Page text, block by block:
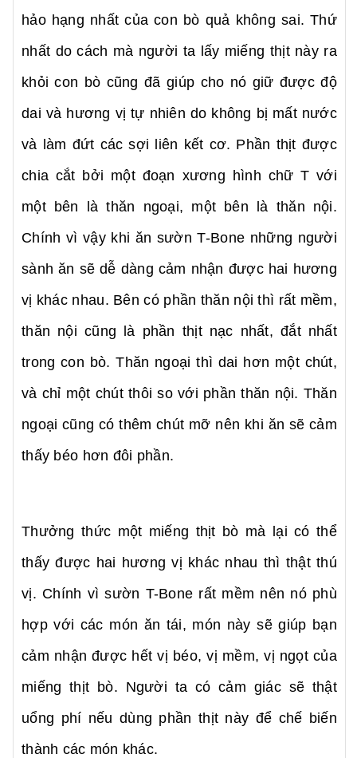
hảo hạng nhất của con bò quả không sai. Thứ
nhất do cách mà người ta lấy miếng thịt này ra
khỏi con bò cũng đã giúp cho nó giữ được độ
dai và hương vị tự nhiên do không bị mất nước
và làm đứt các sợi liên kết cơ. Phần thịt được
chia cắt bởi một đoạn xương hình chữ T với
một bên là thăn ngoại, một bên là thăn nội.
Chính vì vậy khi ăn sườn T-Bone những người
sành ăn sẽ dễ dàng cảm nhận được hai hương
vị khác nhau. Bên có phần thăn nội thì rất mềm,
thăn nội cũng là phần thịt nạc nhất, đắt nhất
trong con bò. Thăn ngoại thì dai hơn một chút,
và chỉ một chút thôi so với phần thăn nội. Thăn
ngoại cũng có thêm chút mỡ nên khi ăn sẽ cảm
thấy béo hơn đôi phần.
Thưởng thức một miếng thịt bò mà lại có thể
thấy được hai hương vị khác nhau thì thật thú
vị. Chính vì sườn T-Bone rất mềm nên nó phù
hợp với các món ăn tái, món này sẽ giúp bạn
cảm nhận được hết vị béo, vị mềm, vị ngọt của
miếng thịt bò. Người ta có cảm giác sẽ thật
uổng phí nếu dùng phần thịt này để chế biến
thành các món khác.